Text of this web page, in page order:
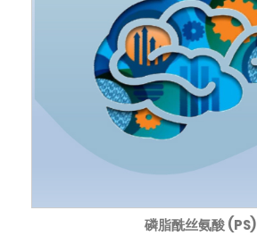
磷脂酰丝氨酸 (PS)